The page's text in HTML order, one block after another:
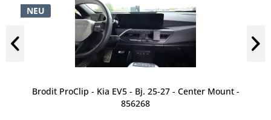
NEU
Brodit ProClip - Kia EV5 - Bj. 25-27 - Center Mount -
856268